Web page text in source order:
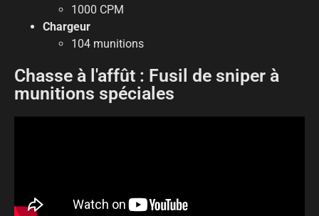
1000 CPM
Chargeur
104 munitions
Chasse à l'affût : Fusil de sniper à
munitions spéciales